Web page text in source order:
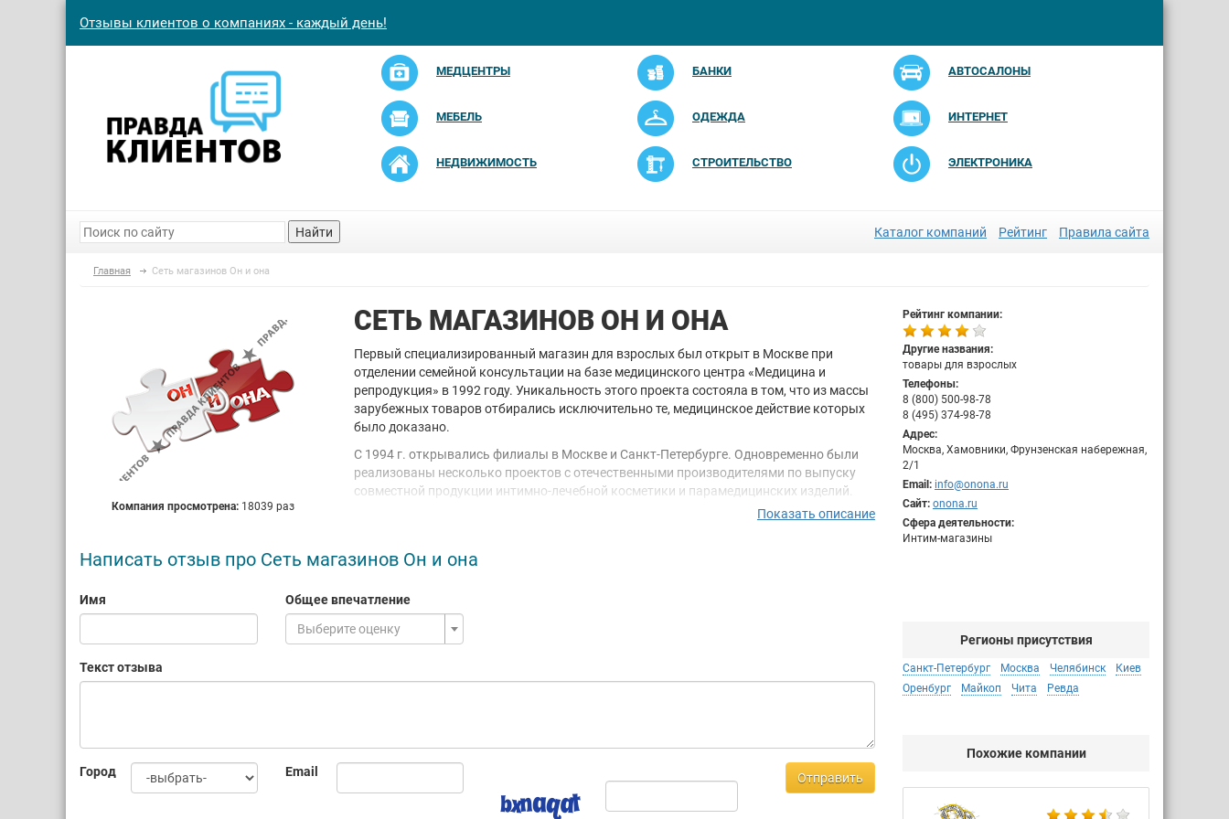
Отзывы клиентов о компаниях - каждый день!
МЕДЦЕНТРЫ БАНКИ АВТОСАЛОНЫ
МЕБЕЛЬ ОДЕЖДА ИНТЕРНЕТ
НЕДВИЖИМОСТЬ СТРОИТЕЛЬСТВО ЭЛЕКТРОНИКА
Найти Каталог компаний Рейтинг Правила сайта
Главная Сеть магазинов Он и она
Рейтинг компании:
Другие названия:
товары для взрослых
Телефоны:
8 (800) 500-98-78
8 (495) 374-98-78
Адрес:
Москва, Хамовники, Фрунзенская набережная,
2/1
Email: info@onona.ru
Сайт: onona.ru
Сфера деятельности:
Интим-магазины
Регионы присутствия
Санкт-Петербург Москва Челябинск
Киев
Оренбург
Майкоп Чита Ревда
Похожие компании
Компания просмотрена: 18039 раз
СЕТЬ МАГАЗИНОВ ОН И ОНА
Первый специализированный магазин для взрослых был открыт в Москве при
отделении семейной консультации на базе медицинского центра «Медицина и
репродукция» в 1992 году. Уникальность этого проекта состояла в том, что из массы
зарубежных товаров отбирались исключительно те, медицинское действие которых
было доказано.
С 1994 г. открывались филиалы в Москве и Санкт-Петербурге. Одновременно были
реализованы несколько проектов с отечественными производителями по выпуску
совместной продукции интимно-лечебной косметики и парамедицинских изделий.
Ассортимент магазинов постепенно пополнился эротическими аксессуарами и
В 2004 году появилась идея объединить филиалы и начать строительство
Сегодня сеть магазинов интимных товаров продолжает динамичное развитие и
ее в жизнь позволяет работа с поставщиками отечественной продукции. Прямые
поставки и закупки больших партий товаров значительно снижают уровень цен во
Ведение активной работы с постоянными покупателями в формате праздничных
Показать описание
Написать отзыв про Сеть магазинов Он и она
Имя
Общее впечатление
Выберите оценку
Текст отзыва
Город Email Отправить